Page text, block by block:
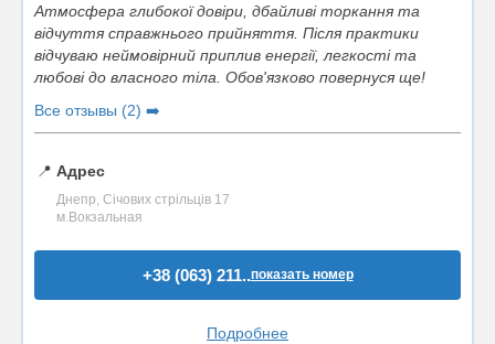
Атмосфера глибокої довіри, дбайливі торкання та
відчуття справжнього прийняття. Після практики
відчуваю неймовірний приплив енергії, легкості та
любові до власного тіла. Обов'язково повернуся ще!
Все отзывы (2) ➡️
📍 Адрес
Днепр, Січових стрільців 17
м.Вокзальная
+38 (063) 211..показать номер
Подробнее